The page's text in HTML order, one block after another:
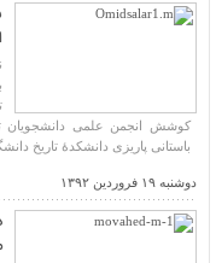
باستانی پاریزی دانشکدۀ تاریخ
دوشنبه ۱۹ فروردین ۱۳۹۲